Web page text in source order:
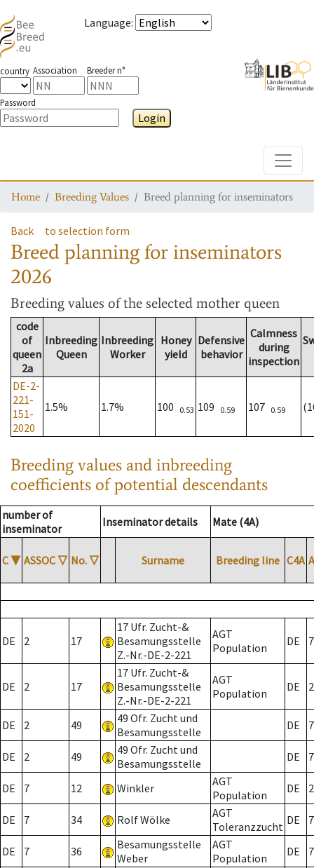
Language:
country Association Breeder n°
Password
Login
Home Breeding Values Breed planning for inseminators
Back to selection form
Breed planning for inseminators
2026
Breeding values of the selected mother queen
code
of
queen
2a
Inbreeding
Queen
Inbreeding
Worker
Honey
yield
Defensive
behavior
Calmness
during
inspection
DE-2-
221-
151-
2020
1.5% 1.7% 100 0.53 109 0.59 107 0.59
Breeding values and inbreeding
coefficients of potential descendants
number of
inseminator
Inseminator details Mate (4A)
C ▼ ASSOC ▽ No. ▽ Surname Breeding line C4A
DE 2 17
17 Ufr. Zucht-&
Besamungsstelle
Z.-Nr.-DE-2-221
AGT
Population
DE 7
DE 2 17
17 Ufr. Zucht-&
Besamungsstelle
Z.-Nr.-DE-2-221
AGT
Population
DE 2
DE 2 49
49 Ofr. Zucht und
Besamungsstelle
DE 7
DE 2 49
49 Ofr. Zucht und
Besamungsstelle
DE 7
DE 7 12 Winkler
AGT
Population
DE 2
DE 7 34 Rolf Wölke
AGT
Toleranzzucht DE 7
DE 7 36
Besamungsstelle
Weber
AGT
Population
DE 7